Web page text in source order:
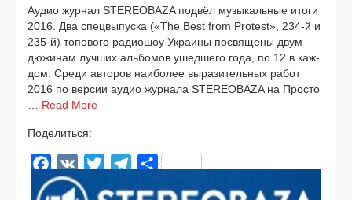
Аудио жур­нал STEREOBAZA под­вёл музы­каль­ные ито­ги
2016. Два спец­вы­пус­ка («The Best from Protest», 234‑й и
235‑й) топо­во­го ради­о­шоу Украины посвя­ще­ны двум
дюжи­нам луч­ших аль­бо­мов ушед­ше­го года, по 12 в каж­
дом. Среди авто­ров наи­бо­лее выра­зи­тель­ных работ
2016 по вер­сии аудио жур­на­ла STEREOBAZA на Просто
Read More
Поделиться:
Facebook
VK Twitter TelegramОтправить